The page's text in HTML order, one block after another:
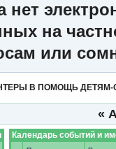
нет
на
или
В ПОМОЩЬ
«
Календарь событий и